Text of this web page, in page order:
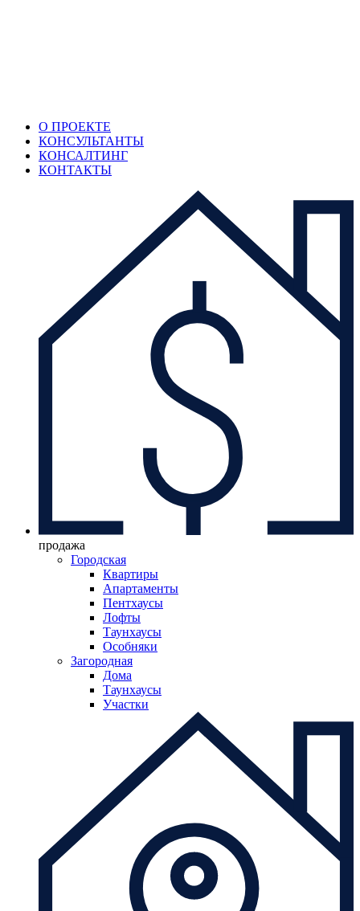
О ПРОЕКТЕ
КОНСУЛЬТАНТЫ
КОНСАЛТИНГ
КОНТАКТЫ
продажа
Городская
Квартиры
Апартаменты
Пентхаусы
Лофты
Таунхаусы
Особняки
Загородная
Дома
Таунхаусы
Участки